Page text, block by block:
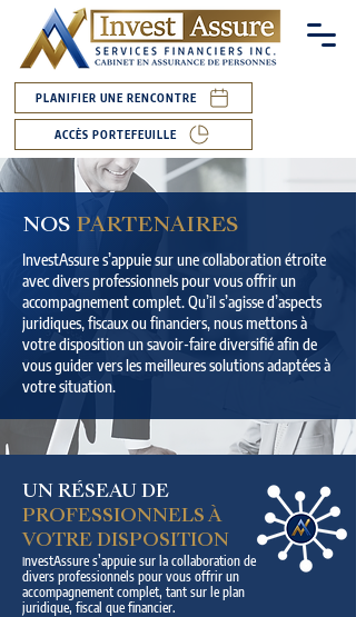
PLANIFIER UNE RENCONTRE
ACCÈS PORTEFEUILLE
NOS PARTENAIRES
InvestAssure s’appuie sur une collaboration étroite
avec divers professionnels pour vous offrir un
accompagnement complet. Qu’il s’agisse d’aspects
juridiques, fiscaux ou financiers, nous mettons à
votre disposition un savoir-faire diversifié afin de
vous guider vers les meilleures solutions adaptées à
votre situation.
UN RÉSEAU DE
PROFESSIONNELS À
VOTRE DISPOSITION
InvestAssure s’appuie sur la collaboration de
divers professionnels pour vous offrir un
accompagnement complet, tant sur le plan
juridique, fiscal que financier.